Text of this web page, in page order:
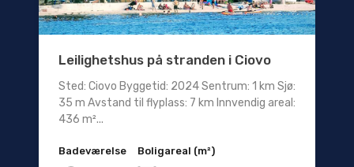
Leilighetshus på stranden i Ciovo
Sted: Ciovo Byggetid: 2024 Sentrum: 1 km Sjø:
35 m Avstand til flyplass: 7 km Innvendig areal:
436 m²...
Badeværelse Boligareal (m²)